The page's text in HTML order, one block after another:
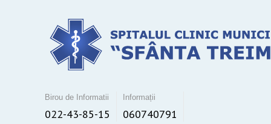
Birou de Informatii
022-43-85-15
Informații
060740791